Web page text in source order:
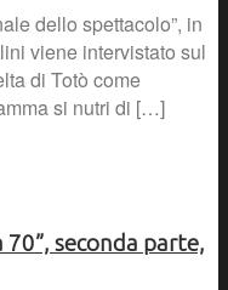
dello spettacolo”, in
viene intervistato sul
di Totò come
si nutri di […]
70”, seconda parte,